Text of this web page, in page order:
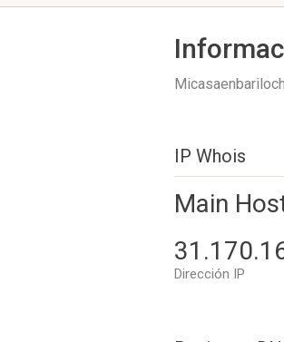
IP Whois
Main
Dirección IP